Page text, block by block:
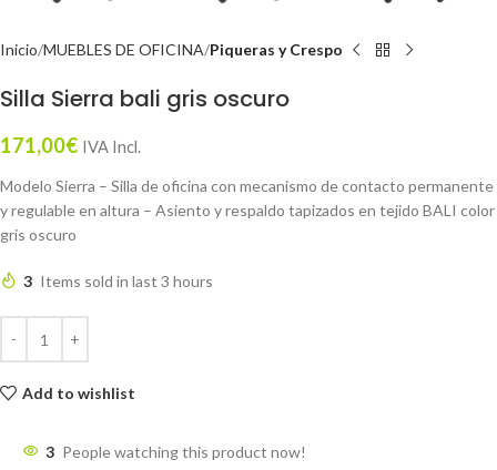
Inicio MUEBLES DE OFICINA Piqueras y Crespo
Silla Sierra bali gris oscuro
171,00€ IVA Incl.
Modelo Sierra – Silla de oficina con mecanismo de contacto permanente
y regulable en altura – Asiento y respaldo tapizados en tejido BALI color
gris oscuro
3 Items sold in last 3 hours
Add to wishlist
3 People watching this product now!